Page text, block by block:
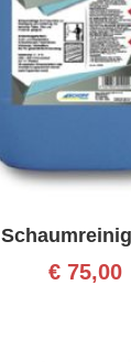
€ 75,00